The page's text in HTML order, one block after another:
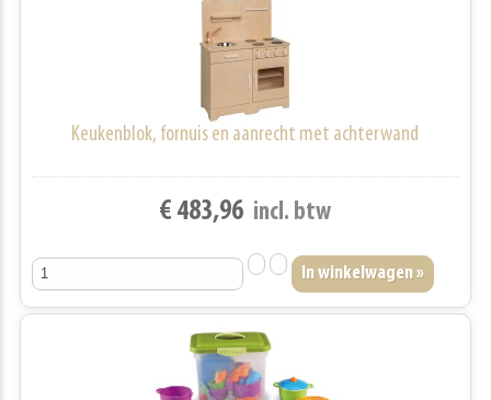
Keukenblok, fornuis en aanrecht met achterwand
€ 483,96 incl. btw